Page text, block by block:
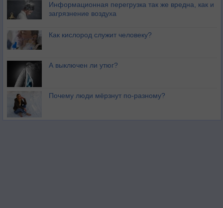
Информационная перегрузка так же вредна, как и
загрязнение воздуха
Как кислород служит человеку?
А выключен ли утюг?
Почему люди мёрзнут по-разному?